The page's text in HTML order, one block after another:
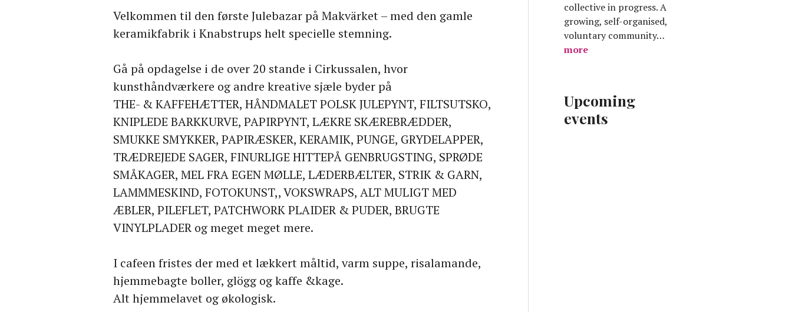
Velkommen til den første Julebazar på Makvärket – med den gamle
keramikfabrik i Knabstrups helt specielle stemning.
Gå på opdagelse i de over 20 stande i Cirkussalen, hvor
kunsthåndværkere og andre kreative sjæle byder på
THE- & KAFFEHÆTTER, HÅNDMALET POLSK JULEPYNT, FILTSUTSKO,
KNIPLEDE BARKKURVE, PAPIRPYNT, LÆKRE SKÆREBRÆDDER,
SMUKKE SMYKKER, PAPIRÆSKER, KERAMIK, PUNGE, GRYDELAPPER,
TRÆDREJEDE SAGER, FINURLIGE HITTEPÅ GENBRUGSTING, SPRØDE
SMÅKAGER, MEL FRA EGEN MØLLE, LÆDERBÆLTER, STRIK & GARN,
LAMMMESKIND, FOTOKUNST,, VOKSWRAPS, ALT MULIGT MED
ÆBLER, PILEFLET, PATCHWORK PLAIDER & PUDER, BRUGTE
VINYLPLADER og meget meget mere.
I cafeen fristes der med et lækkert måltid, varm suppe, risalamande,
hjemmebagte boller, glögg og kaffe &kage.
Alt hjemmelavet og økologisk.
collective in progress. A
growing, self-organised,
voluntary community…
more
Upcoming
events